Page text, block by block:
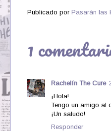
Publicado por Pasarán las
1
Rachelín The Cure
¡Hola!
Tengo un amigo al
¡Un saludo!
Responder